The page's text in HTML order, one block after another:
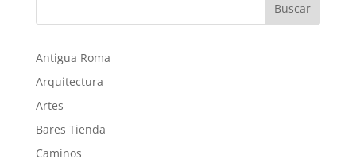
Buscar
Antigua Roma
Arquitectura
Artes
Bares Tienda
Caminos